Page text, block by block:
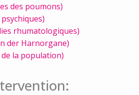
des poumons)
rhumatologiques)
der Harnorgane)
la population)